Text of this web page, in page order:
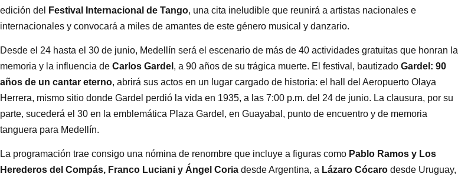
edición del
Festival Internacional de Tango, una cita ineludible que reunirá a artistas nacionales e
internacionales y convocará a miles de amantes de este género musical y danzario.
Desde el 24 hasta el 30 de junio, Medellín será el escenario de más de 40 actividades gratuitas que honran la
memoria y la influencia de Carlos Gardel , a 90 años de su trágica muerte. El festival, bautizado Gardel: 90
años de un cantar eterno, abrirá sus actos en un lugar cargado de historia: el hall del Aeropuerto Olaya
Herrera, mismo sitio donde Gardel perdió la vida en 1935, a las 7:00 p.m. del 24 de junio. La clausura, por su
parte, sucederá el 30 en la emblemática Plaza Gardel, en Guayabal, punto de encuentro y de memoria
tanguera para Medellín.
La programación trae consigo una nómina de renombre que incluye a figuras como Pablo Ramos y Los
Herederos del Compás, Franco Luciani y Ángel Coria desde Argentina, a Lázaro Cócaro desde Uruguay,